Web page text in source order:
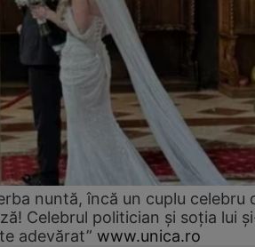
nuntă, încă un cuplu celebru
Celebrul politician și soția lui
adevărat” www.unica.ro